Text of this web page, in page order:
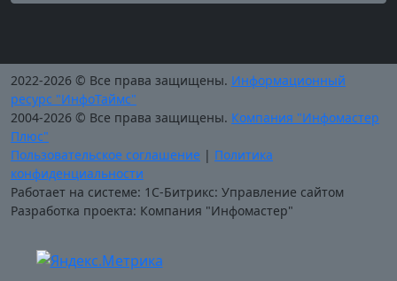
2022-2026 © Все права защищены. Информационный
ресурс "ИнфоТаймс"
2004-2026 © Все права защищены. Компания "Инфомастер
Плюс"
Пользовательское соглашение | Политика
конфиденциальности
Работает на системе: 1С-Битрикс: Управление сайтом
Разработка проекта: Компания "Инфомастер"